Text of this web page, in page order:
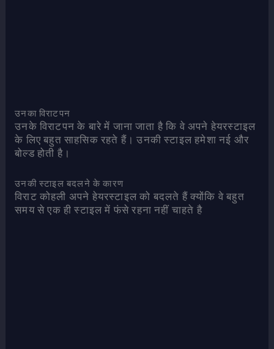
उनका विराटपन
उनके विराटपन के बारे में जाना जाता है कि वे अपने हेयरस्टाइल
के लिए बहुत साहसिक रहते हैं। उनकी स्टाइल हमेशा नई और
बोल्ड होती है।
उनकी स्टाइल बदलने के कारण
विराट कोहली अपने हेयरस्टाइल को बदलते हैं क्योंकि वे बहुत
समय से एक ही स्टाइल में फंसे रहना नहीं चाहते है